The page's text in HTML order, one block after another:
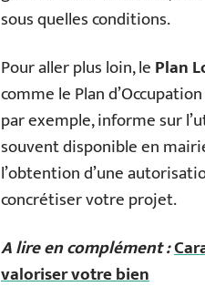
sous quelles conditions.
Pour aller plus loin, lePlan
comme le Plan
par exemple, informe sur
souvent disponible en
l’obtention d’une
concrétiser votre projet.
A lire en complément :
valoriser votre bien